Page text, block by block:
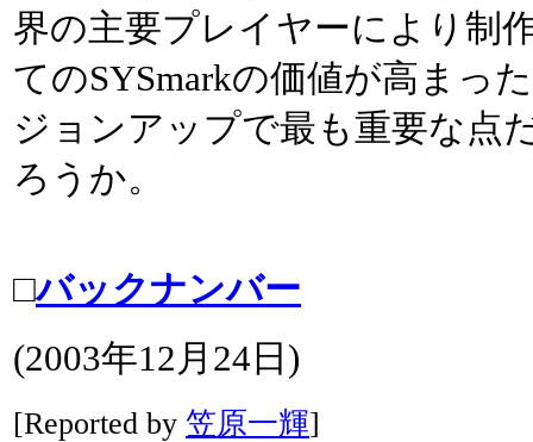
界の主要プレイヤーにより制
てのSYSmarkの価値が高まっ
ジョンアップで最も重要な点
ろうか。
□バックナンバー
(2003年12月24日)
[Reported by 笠原一輝]